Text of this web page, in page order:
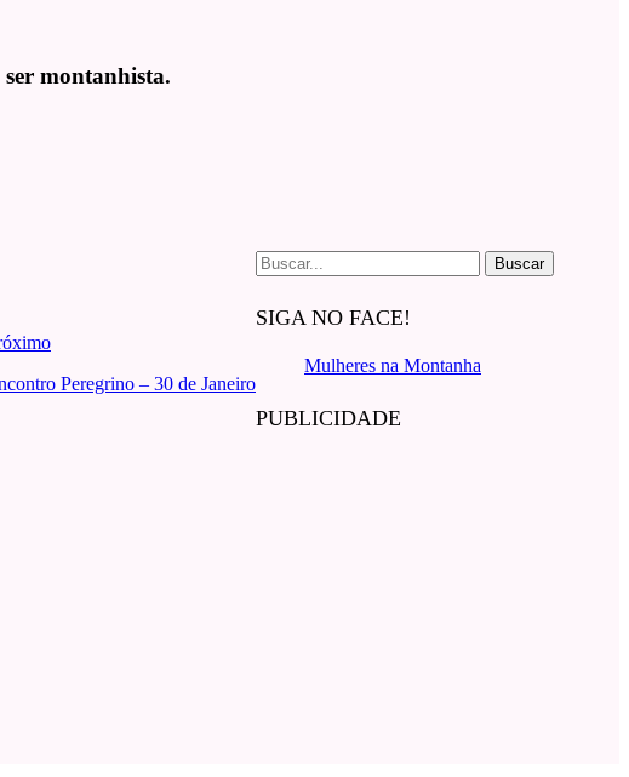
ser montanhista.
Buscar
por:
SIGA NO FACE!
Mulheres na Montanha
PUBLICIDADE
Peregrino – 30 de Janeiro